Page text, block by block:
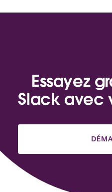
Essayez
Slack avec